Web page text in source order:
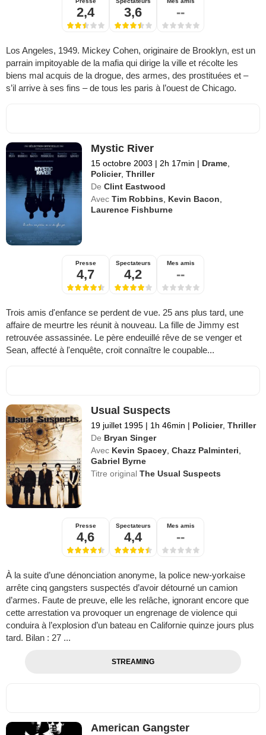
2,4 3,6 --
Los Angeles, 1949. Mickey Cohen, originaire de Brooklyn, est un
parrain impitoyable de la mafia qui dirige la ville et récolte les
biens mal acquis de la drogue, des armes, des prostituées et –
s’il arrive à ses fins – de tous les paris à l’ouest de Chicago.
Mystic River
15 octobre 2003 | 2h 17min | Drame
Policier,Thriller
De Clint Eastwood
Avec Tim Robbins Kevin Bacon
Laurence Fishburne
Presse
4,7
Spectateurs
4,2
Mes amis
--
Trois amis d'enfance se perdent de vue. 25 ans plus tard, une
affaire de meurtre les réunit à nouveau. La fille de Jimmy est
retrouvée assassinée. Le père endeuillé rêve de se venger et
Sean, affecté à l'enquête, croit connaître le coupable...
Usual Suspects
19 juillet 1995 | 1h 46min | Policier,Thriller
De Bryan Singer
Avec Kevin Spacey,Chazz Palminteri,
Gabriel Byrne
Titre originalThe Usual Suspects
Presse
4,6
Spectateurs
4,4
Mes amis
--
À la suite d’une dénonciation anonyme, la police new-yorkaise
arrête cinq gangsters suspectés d’avoir détourné un camion
d’armes. Faute de preuve, elle les relâche, ignorant encore que
cette arrestation va provoquer un engrenage de violence qui
conduira à l’explosion d’un bateau en Californie quinze jours plus
tard. Bilan : 27 ...
STREAMING
American Gangster